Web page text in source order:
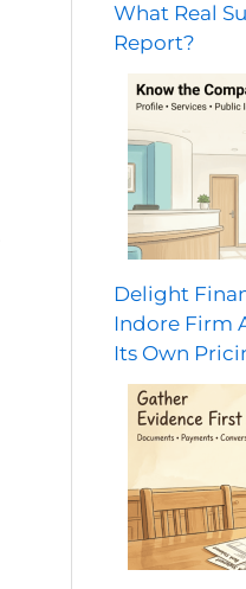
What Real
Report?
Delight
Indore Firm
Its Own